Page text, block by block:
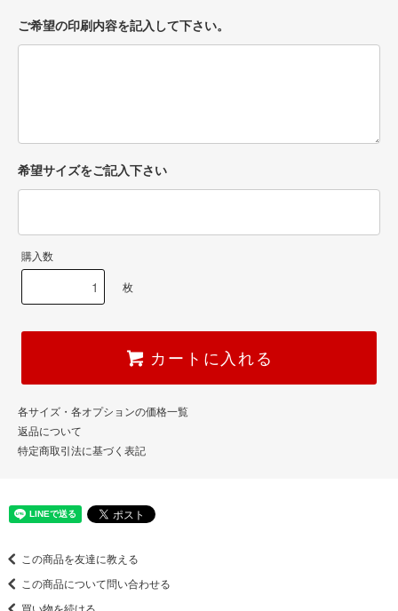
ご希望の印刷内容を記入して下さい。
希望サイズをご記入下さい
購入数
枚
カートに入れる
各サイズ・各オプションの価格一覧
返品について
特定商取引法に基づく表記
この商品を友達に教える
この商品について問い合わせる